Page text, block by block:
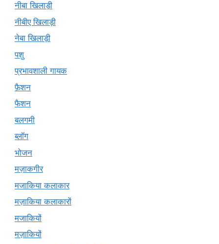
नीबा खिलाड़ी
नीबीए खिलाड़ी
नेबा खिलाड़ी
पशु
प्रभावशाली गायक
फ़ैशन
फैशन
बलगमी
ब्लॉग
भोजन
मज़ाकगीर
मजाकिया कलाकार
मज़ाकिया कलाकारों
मजाकियों
मज़ाकियों